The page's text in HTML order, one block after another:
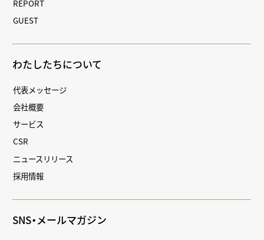
REPORT
GUEST
わたしたちについて
代表メッセージ
会社概要
サービス
CSR
ニュースリリース
採用情報
SNS・メールマガジン